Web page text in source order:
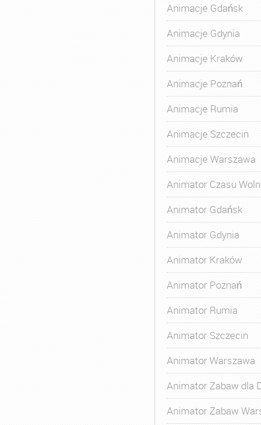
Animacje Gdańsk
Animacje Gdynia
Animacje Kraków
Animacje Poznań
Animacje Rumia
Animacje Szczecin
Animacje Warszawa
Animator Czasu
Animator Gdańsk
Animator Gdynia
Animator Kraków
Animator Poznań
Animator Rumia
Animator Szczecin
Animator Warszawa
Animator Zabaw dla
Animator Zabaw